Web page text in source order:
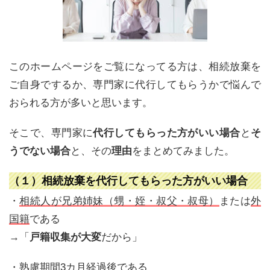
このホームページをご覧になってる方は、相続放棄を
ご自身でするか、専門家に代行してもらうかで悩んで
おられる方が多いと思います。
そこで、専門家に代行してもらった方がいい場合 と そ
うでない場合と、その理由をまとめてみました。
（１）相続放棄を代行してもらった方がいい場合
・相続人が兄弟姉妹（甥・姪・叔父・叔母） または外
国籍である
→「 戸籍収集が大変だから」
・ 熟慮期間3カ月経過後である